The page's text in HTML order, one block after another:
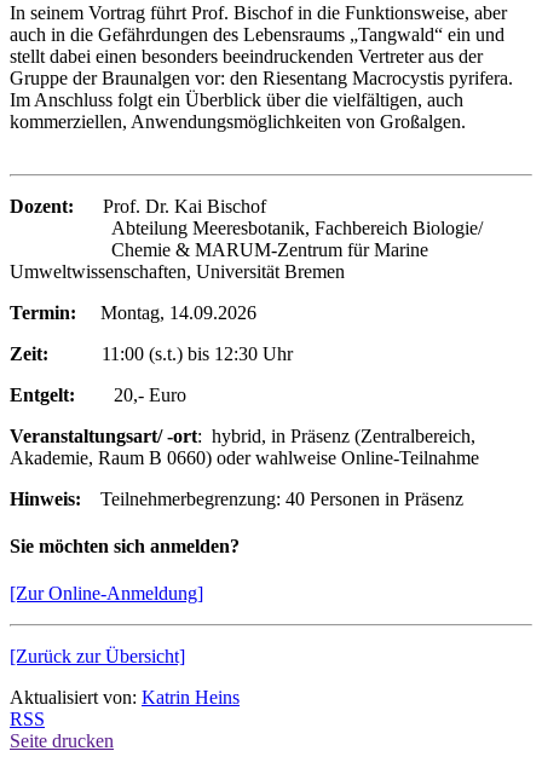
In seinem Vortrag führt Prof. Bischof in die Funktionsweise, aber
auch in die Gefährdungen des Lebensraums „Tangwald“ ein und
stellt dabei einen besonders beeindruckenden Vertreter aus der
Gruppe der Braunalgen vor: den Riesentang Macrocystis pyrifera.
Im Anschluss folgt ein Überblick über die vielfältigen, auch
kommerziellen, Anwendungsmöglichkeiten von Großalgen.
Dozent: Prof. Dr. Kai Bischof
Abteilung Meeresbotanik, Fachbereich Biologie/
Chemie & MARUM-Zentrum für Marine
Umweltwissenschaften, Universität Bremen
Termin: Montag, 14.09.2026
Zeit: 11:00 (s.t.) bis 12:30 Uhr
Entgelt: 20,- Euro
Veranstaltungsart/ -ort: hybrid, in Präsenz (Zentralbereich,
Akademie, Raum B 0660) oder wahlweise Online-Teilnahme
Hinweis: Teilnehmerbegrenzung: 40 Personen in Präsenz
Sie möchten sich anmelden?
[Zur Online-Anmeldung]
[Zurück zur Übersicht]
Aktualisiert von: Katrin Heins
RSS
Seite drucken